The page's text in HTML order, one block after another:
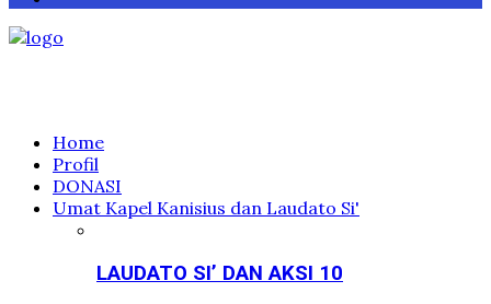
Home
Profil
DONASI
Umat Kapel Kanisius dan Laudato Si'
LAUDATO SI’ DAN AKSI 10